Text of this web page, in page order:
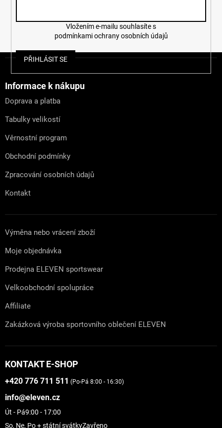
podmínkami ochrany osobních údajů
PŘIHLÁSIT SE
Informace k nákupu
Doprava a platba
Tabulky velikostí
Věrnostní program
Obchodní podmínky
Zpracování osobních údajů
Kontakt
Výměna nebo vrácení zboží
Moje objednávka
Prodejna ELEVEN sportswear
Velkoobchodní spolupráce
Affiliate
Zakázková výroba sportovního oblečení ELEVEN
KONTAKT E-SHOP
+420 776 711 511 (Po-Pá 8:00 - 16:30)
info@eleven.cz
Út - Pá9:00 - 17:00
So, Ne, Po + státní svátkyZavřeno